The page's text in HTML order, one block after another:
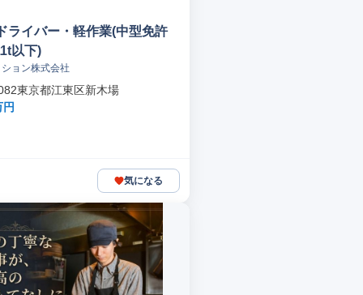
ライバー・軽作業(中型免許
以下)
ョン株式会社
東京都江東区新木場
気になる